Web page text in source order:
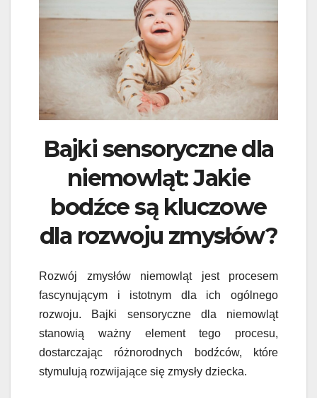
Bajki sensoryczne dla
niemowląt: Jakie
bodźce są kluczowe
dla rozwoju zmysłów?
Rozwój zmysłów niemowląt jest procesem
fascynującym i istotnym dla ich ogólnego
rozwoju. Bajki sensoryczne dla niemowląt
stanowią ważny element tego procesu,
dostarczając różnorodnych bodźców, które
stymulują rozwijające się zmysły dziecka.